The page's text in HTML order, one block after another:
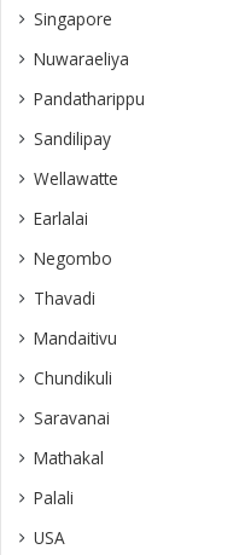
Singapore
Nuwaraeliya
Pandatharippu
Sandilipay
Wellawatte
Earlalai
Negombo
Thavadi
Mandaitivu
Chundikuli
Saravanai
Mathakal
Palali
USA